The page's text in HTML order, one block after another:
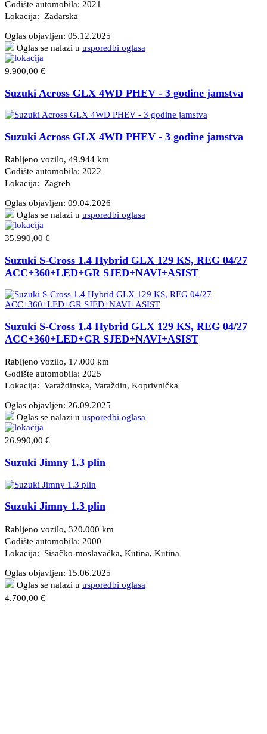
Godište automobila: 2021
Lokacija: Zadarska
Oglas objavljen: 05.12.2025
Oglas se nalazi u usporedbi oglasa
9.900,00 €
Suzuki Across GLX 4WD PHEV - 3 godine jamstva
Suzuki Across GLX 4WD PHEV - 3 godine jamstva
Rabljeno vozilo, 49.944 km
Godište automobila: 2022
Lokacija: Zagreb
Oglas objavljen: 09.04.2026
Oglas se nalazi u usporedbi oglasa
35.990,00 €
Suzuki S-Cross 1.4 Hybrid GLX 129 KS, REG 04/27
ACC+360+LED+GR SJED+NAVI+ASIST
Suzuki S-Cross 1.4 Hybrid GLX 129 KS, REG 04/27
ACC+360+LED+GR SJED+NAVI+ASIST
Rabljeno vozilo, 17.000 km
Godište automobila: 2025
Lokacija: Varaždinska, Varaždin, Koprivnička
Oglas objavljen: 26.09.2025
Oglas se nalazi u usporedbi oglasa
26.990,00 €
Suzuki Jimny 1.3 plin
Suzuki Jimny 1.3 plin
Rabljeno vozilo, 320.000 km
Godište automobila: 2000
Lokacija: Sisačko-moslavačka, Kutina, Kutina
Oglas objavljen: 15.06.2025
Oglas se nalazi u usporedbi oglasa
4.700,00 €